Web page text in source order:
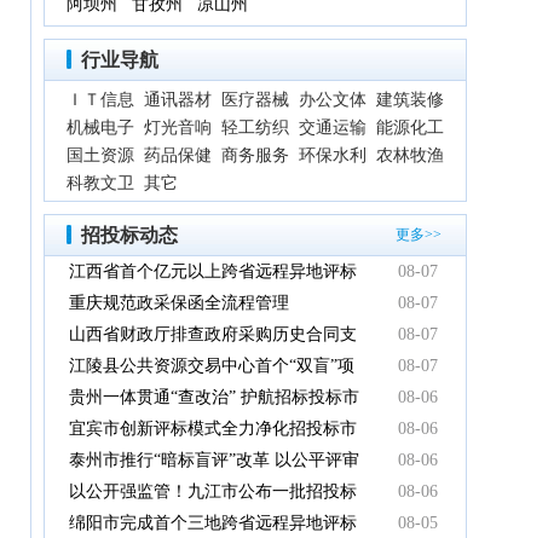
阿坝州
甘孜州 凉山州
行业导航
ＩＴ信息 通讯器材 医疗器械 办公文体 建筑装修
机械电子 灯光音响 轻工纺织 交通运输 能源化工
国土资源 药品保健 商务服务 环保水利
农林牧渔
科教文卫 其它
招投标动态 更多>>
江西省首个亿元以上跨省远程异地评标
项目在鹰潭市完成
08-07
重庆规范政采保函全流程管理
08-07
山西省财政厅排查政府采购历史合同支
付情况
08-07
江陵县公共资源交易中心首个“双盲”项
目顺利完成
08-07
贵州一体贯通“查改治” 护航招标投标市
场规范健康发展
08-06
宜宾市创新评标模式全力净化招投标市
场环境
08-06
泰州市推行“暗标盲评”改革 以公平评审
推动政府采购提质增效
08-06
以公开强监管！九江市公布一批招投标
领域系统整治典型案例
08-06
绵阳市完成首个三地跨省远程异地评标
08-05